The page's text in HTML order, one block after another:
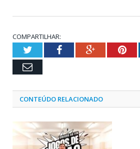
COMPARTILHAR:
TwitterFacebookGoogle+
Email
CONTEÚDO RELACIONADO